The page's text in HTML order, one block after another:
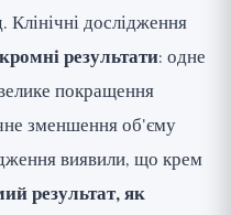
Клінічні дослідження
результати: одне
покращення
зменшення об'єму
виявили, що крем
результат, як